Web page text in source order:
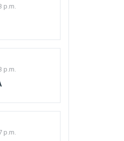
p.m.
p.m.
p.m.